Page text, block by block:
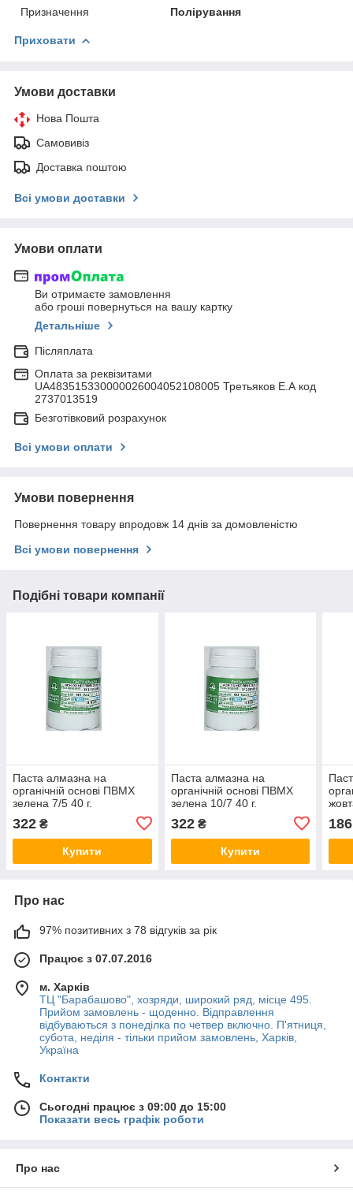
Призначення
Полірування
Приховати
Умови доставки
Нова Пошта
Самовивіз
Доставка поштою
Всі умови доставки
Умови оплати
Ви отримаєте замовлення
або гроші повернуться на вашу картку
Детальніше
Післяплата
Оплата за реквізитами
UA483515330000026004052108005 Третьяков Е.А код
2737013519
Безготівковий розрахунок
Всі умови оплати
Умови повернення
Повернення товару впродовж 14 днів за домовленістю
Всі умови повернення
Подібні товари компанії
Паста алмазна на
органічній основі ПВМХ
зелена 7/5 40 г.
322 ₴
Купити
Паста алмазна на
органічній основі ПВМХ
зелена 10/7 40 г.
322₴
Купити
186
Про нас
97% позитивних з 78 відгуків за рік
Працює з 07.07.2016
м. Харків
ТЦ "Барабашово", хозряди, широкий ряд, місце 495.
Прийом замовлень - щоденно. Відправлення
відбуваються з понеділка по четвер включно. П'ятниця,
субота, неділя - тільки прийом замовлень, Харків,
Україна
Контакти
Сьогодні працює з 09:00 до 15:00
Показати весь графік роботи
Про нас